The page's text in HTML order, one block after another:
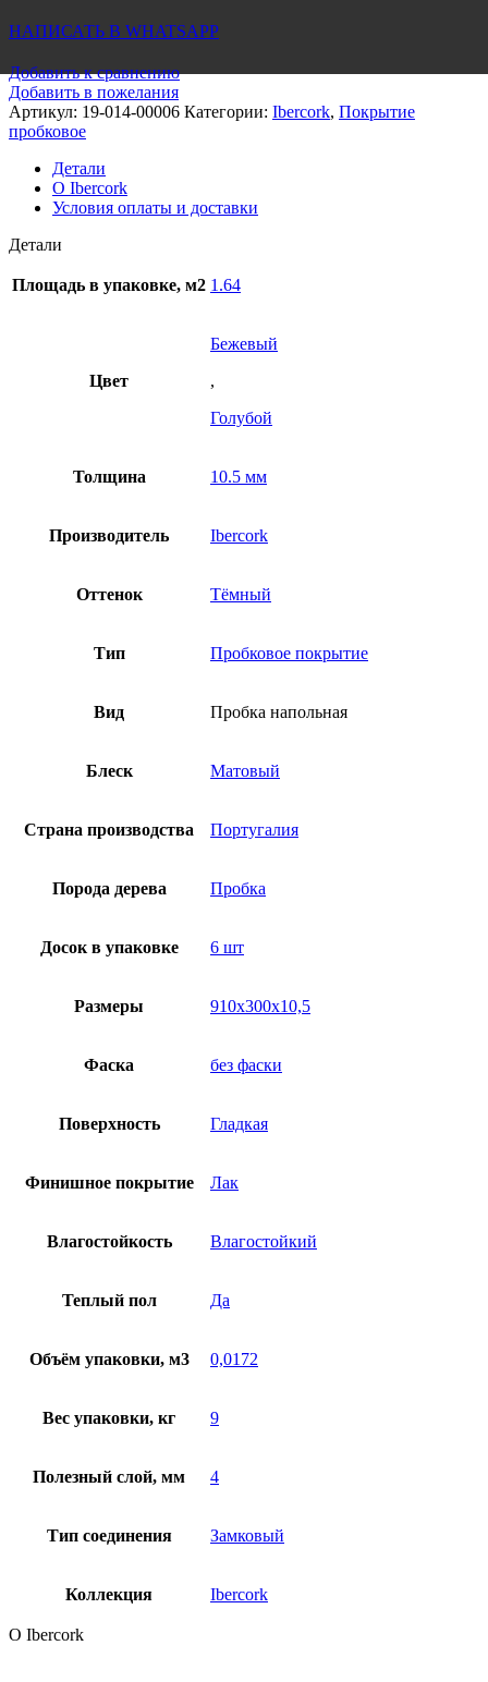
НАПИСАТЬ В WHATSAPP
Добавить к сравнению
Добавить в пожелания
Артикул: 19-014-00006 Категории: Ibercork, Покрытие
пробковое
Детали
О Ibercork
Условия оплаты и доставки
Детали
Площадь в упаковке, м2 1.64
Цвет
Бежевый
,
Голубой
Толщина 10.5 мм
Производитель Ibercork
Оттенок Тёмный
Тип Пробковое покрытие
Вид Пробка напольная
Блеск Матовый
Страна производства Португалия
Порода дерева Пробка
Досок в упаковке 6 шт
Размеры 910x300x10,5
Фаска без фаски
Поверхность Гладкая
Финишное покрытие Лак
Влагостойкость Влагостойкий
Теплый пол Да
Объём упаковки, м3 0,0172
Вес упаковки, кг 9
Полезный слой, мм 4
Тип соединения Замковый
Коллекция Ibercork
О Ibercork